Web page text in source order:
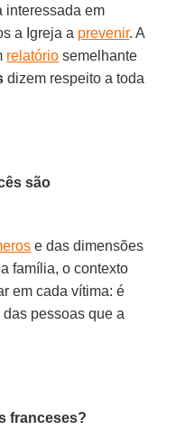
interessada em
a Igreja a prevenir. A
relatório semelhante
dizem respeito a toda
são
e das dimensões
família, o contexto
em cada vítima: é
pessoas que a
franceses?